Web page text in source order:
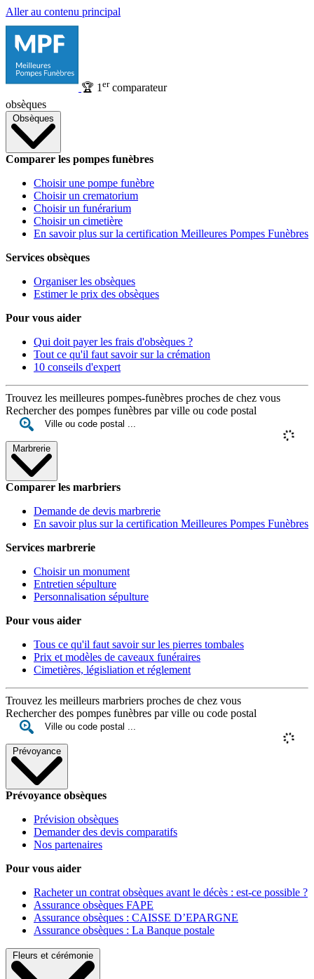
Aller au contenu principal
🏆 1 ercomparateur
obsèques
Obsèques
Comparer les pompes funèbres
Choisir une pompe funèbre
Choisir un crematorium
Choisir un funérarium
Choisir un cimetière
En savoir plus sur la certification Meilleures Pompes Funèbres
Services obsèques
Organiser les obsèques
Estimer le prix des obsèques
Pour vous aider
Qui doit payer les frais d'obsèques ?
Tout ce qu'il faut savoir sur la crémation
10 conseils d'expert
Trouvez les meilleures pompes-funèbres proches de chez vous
Rechercher des pompes funèbres par ville ou code postal
Marbrerie
Comparer les marbriers
Demande de devis marbrerie
En savoir plus sur la certification Meilleures Pompes Funèbres
Services marbrerie
Choisir un monument
Entretien sépulture
Personnalisation sépulture
Pour vous aider
Tous ce qu'il faut savoir sur les pierres tombales
Prix et modèles de caveaux funéraires
Cimetières, législiation et réglement
Trouvez les meilleurs marbriers proches de chez vous
Rechercher des pompes funèbres par ville ou code postal
Prévoyance
Prévoyance obsèques
Prévision obsèques
Demander des devis comparatifs
Nos partenaires
Pour vous aider
Racheter un contrat obsèques avant le décès : est-ce possible ?
Assurance obsèques FAPE
Assurance obsèques : CAISSE D’EPARGNE
Assurance obsèques : La Banque postale
Fleurs et cérémonie